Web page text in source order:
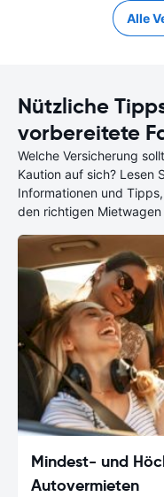
Alle
Nützliche
vorbereitete
Welche Versicherung
Kaution auf sich? Lesen
Informationen und
den richtigen
Mindest- und
Autovermieten